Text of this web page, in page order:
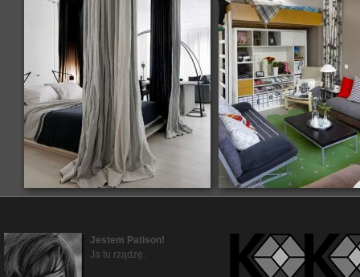
Jestem Patison!
Ja tu rządzę.